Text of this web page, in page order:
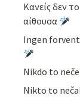
Κανείς δεν
αίθουσα
Ingen
Nikdo to
Nikto to